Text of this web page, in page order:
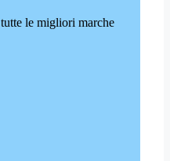
le migliori marche